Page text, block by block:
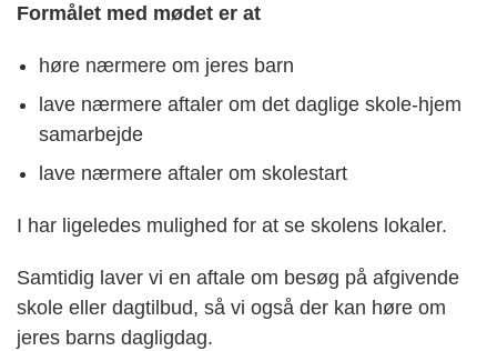
Formålet med mødet er at
høre nærmere om jeres barn
lave nærmere aftaler om det daglige skole-hjem
samarbejde
lave nærmere aftaler om skolestart
I har ligeledes mulighed for at se skolens lokaler.
Samtidig laver vi en aftale om besøg på afgivende
skole eller dagtilbud, så vi også der kan høre om
jeres barns dagligdag.